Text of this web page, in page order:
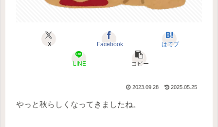
X Facebook はてブ
LINE コピー
2023.09.28 2025.05.25
やっと秋らしくなってきましたね。